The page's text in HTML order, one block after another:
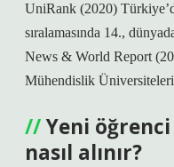
UniRank (2020)
sıralamasında 14.,
News & World Report
Mühendislik Üniversiteleri
Yeni
nasıl alınır?